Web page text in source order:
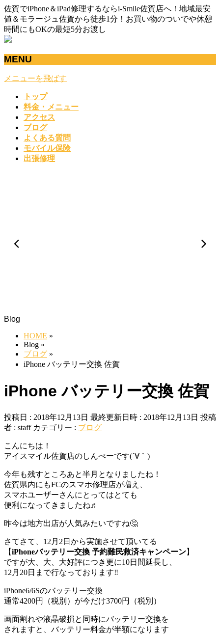
佐賀でiPhone＆iPad修理するならi-Smile佐賀店へ！地域最安
値＆モラージュ佐賀から徒歩1分！お買い物のついでや休憩
時間にもOKの最短5分お渡し
MENU
メニューを飛ばす
トップ
料金・メニュー
アクセス
ブログ
よくある質問
モバイル保険
出張修理
Blog
HOME »
Blog »
ブログ »
iPhone バッテリー交換 佐賀
iPhone バッテリー交換 佐賀
投稿日 : 2018年12月13日 最終更新日時 : 2018年12月13日 投稿
者 : staff カテゴリー : ブログ
こんにちは！
アイスマイル佐賀店のしんぺーです(´∀｀)
今年も残すところあと半月となりましたね！
佐賀県内にもFCのスマホ修理店が増え、
スマホユーザーさんにとってはとても
便利になってきましたね♬
昨今は地方出店が人気みたいですね🤔
さてさて、12月2日から実施させて頂いてる
【iPhoneバッテリー交換 予約難民救済キャンペーン】
ですが大、大、大好評につき更に10日間延長し、
12月20日まで行なっております‼️
iPhone6/6Sのバッテリー交換
通常4200円（税別）が今だけ3700円（税別）
画面割れや液晶破損と同時にバッテリー交換を
されますと、バッテリー料金が半額になります